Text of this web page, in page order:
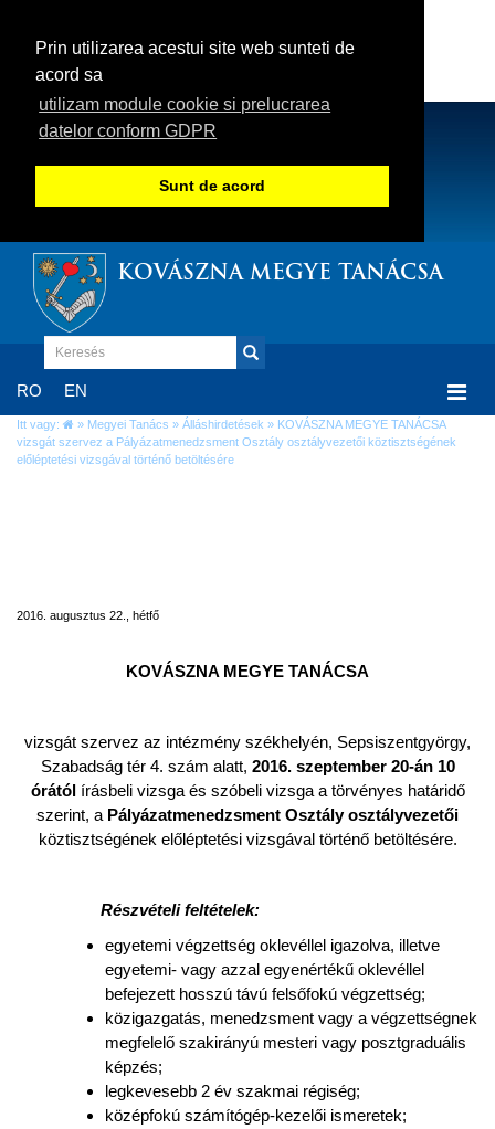
Prin utilizarea acestui site web sunteti de
acord sa
utilizam module cookie si prelucrarea
datelor conform GDPR
Sunt de acord
KOVÁSZNA MEGYE TANÁCSA
RO EN
Itt vagy: » Megyei Tanács » Álláshirdetések » KOVÁSZNA MEGYE TANÁCSA
vizsgát szervez a Pályázatmenedzsment Osztály osztályvezetői köztisztségének
előléptetési vizsgával történő betöltésére
2016. augusztus 22., hétfő
KOVÁSZNA MEGYE TANÁCSA
vizsgát szervez az intézmény székhelyén, Sepsiszentgyörgy,
Szabadság tér 4. szám alatt, 2016. szeptember 20-án 10
órától írásbeli vizsga és szóbeli vizsga a törvényes határidő
szerint, a Pályázatmenedzsment Osztály osztályvezetői
köztisztségének előléptetési vizsgával történő betöltésére.
Részvételi feltételek:
egyetemi végzettség oklevéllel igazolva, illetve
egyetemi- vagy azzal egyenértékű oklevéllel
befejezett hosszú távú felsőfokú végzettség;
közigazgatás, menedzsment vagy a végzettségnek
megfelelő szakirányú mesteri vagy posztgraduális
képzés;
legkevesebb 2 év szakmai régiség;
középfokú számítógép-kezelői ismeretek;